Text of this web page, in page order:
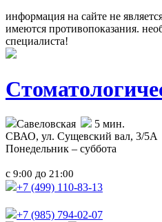
информация на сайте не
имеются противопоказания.
специалиста!
Савеловская
5 мин.
СВАО, ул. Сущевский вал, 3/5А
Понедельник – суббота
с 9:00 до 21:00
+7 (499) 110-83-13
+7 (985) 794-02-07